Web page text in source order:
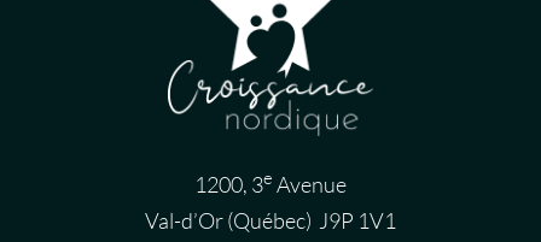
1200, 3e Avenue
Val-d’Or (Québec) J9P 1V1